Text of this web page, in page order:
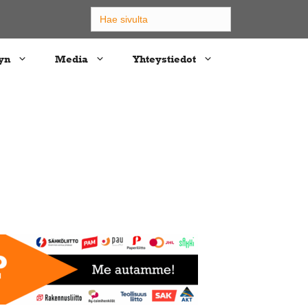
Search
for:
Media Yhteystiedot